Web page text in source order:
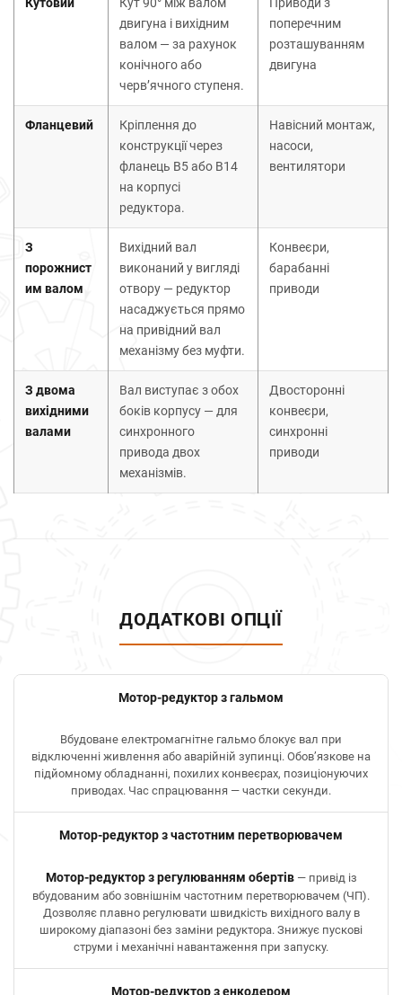
двигуна і вихідним
валом — за рахунок
конічного або
черв’ячного ступеня.
поперечним
розташуванням
двигуна
Фланцевий
Кріплення до
конструкції через
фланець B5 або B14
на корпусі
редуктора.
Навісний монтаж,
насоси,
вентилятори
З
порожнист
им валом
Вихідний вал
виконаний у вигляді
отвору — редуктор
насаджується прямо
на привідний вал
механізму без муфти.
Конвеєри,
барабанні
приводи
З двома
вихідними
валами
Вал виступає з обох
боків корпусу — для
синхронного
привода двох
механізмів.
Двосторонні
конвеєри,
синхронні
приводи
ДОДАТКОВІ ОПЦІЇ
Мотор-редуктор з гальмом
Вбудоване електромагнітне гальмо блокує вал при
відключенні живлення або аварійній зупинці. Обов’язкове на
підйомному обладнанні, похилих конвеєрах, позиціонуючих
приводах. Час спрацювання — частки секунди.
Мотор-редуктор з частотним перетворювачем
Мотор-редуктор з регулюванням обертів— привід із
вбудованим або зовнішнім частотним перетворювачем (ЧП).
Дозволяє плавно регулювати швидкість вихідного валу в
широкому діапазоні без заміни редуктора. Знижує пускові
струми і механічні навантаження при запуску.
Мотор-редуктор з енкодером